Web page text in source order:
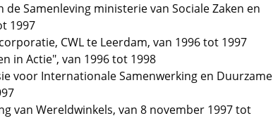
Samenleving ministerie van Sociale Zaken en
1997
CWL te Leerdam, van 1996 tot 1997
in Actie", van 1996 tot 1998
voor Internationale Samenwerking en Duurzame
van Wereldwinkels, van 8 november 1997 tot